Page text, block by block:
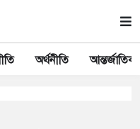
অর্থনীতি আন্তর্জাতিক